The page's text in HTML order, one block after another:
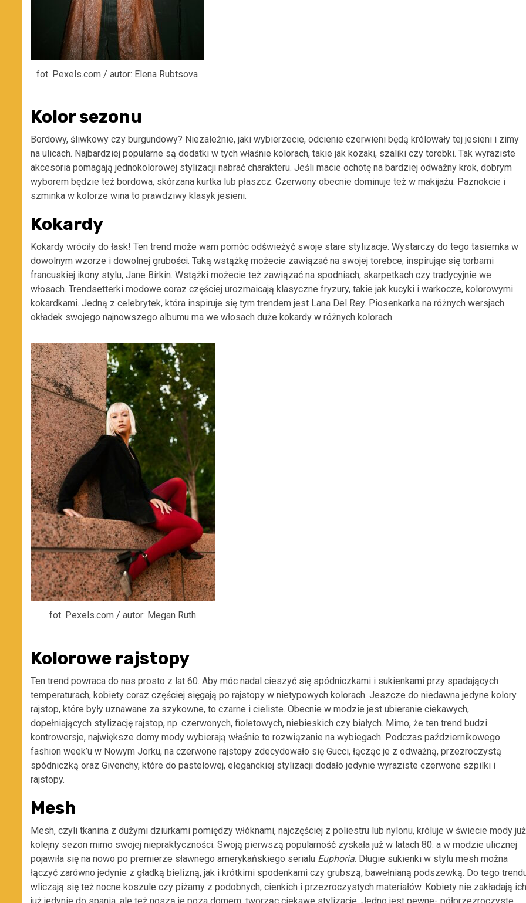
fot. Pexels.com / autor: Elena Rubtsova
Kolor sezonu
Bordowy, śliwkowy czy burgundowy? Niezależnie, jaki wybierzecie, odcienie czerwieni będą królowały tej jesieni i zimy
na ulicach. Najbardziej popularne są dodatki w tych właśnie kolorach, takie jak kozaki, szaliki czy torebki. Tak wyraziste
akcesoria pomagają jednokolorowej stylizacji nabrać charakteru. Jeśli macie ochotę na bardziej odważny krok, dobrym
wyborem będzie też bordowa, skórzana kurtka lub płaszcz. Czerwony obecnie dominuje też w makijażu. Paznokcie i
szminka w kolorze wina to prawdziwy klasyk jesieni.
Kokardy
Kokardy wróciły do łask! Ten trend może wam pomóc odświeżyć swoje stare stylizacje. Wystarczy do tego tasiemka w
dowolnym wzorze i dowolnej grubości. Taką wstążkę możecie zawiązać na swojej torebce, inspirując się torbami
francuskiej ikony stylu, Jane Birkin. Wstążki możecie też zawiązać na spodniach, skarpetkach czy tradycyjnie we
włosach. Trendsetterki modowe coraz częściej urozmaicają klasyczne fryzury, takie jak kucyki i warkocze, kolorowymi
kokardkami. Jedną z celebrytek, która inspiruje się tym trendem jest Lana Del Rey. Piosenkarka na różnych wersjach
okładek swojego najnowszego albumu ma we włosach duże kokardy w różnych kolorach.
fot. Pexels.com / autor: Megan Ruth
Kolorowe rajstopy
Ten trend powraca do nas prosto z lat 60. Aby móc nadal cieszyć się spódniczkami i sukienkami przy spadających
temperaturach, kobiety coraz częściej sięgają po rajstopy w nietypowych kolorach. Jeszcze do niedawna jedyne kolory
rajstop, które były uznawane za szykowne, to czarne i cieliste. Obecnie w modzie jest ubieranie ciekawych,
dopełniających stylizację rajstop, np. czerwonych, fioletowych, niebieskich czy białych. Mimo, że ten trend budzi
kontrowersje, największe domy mody wybierają właśnie to rozwiązanie na wybiegach. Podczas październikowego
fashion week’u w Nowym Jorku, na czerwone rajstopy zdecydowało się Gucci, łącząc je z odważną, przezroczystą
spódniczką oraz Givenchy, które do pastelowej, eleganckiej stylizacji dodało jedynie wyraziste czerwone szpilki i
rajstopy.
Mesh
Mesh, czyli tkanina z dużymi dziurkami pomiędzy włóknami, najczęściej z poliestru lub nylonu, króluje w świecie mody już
kolejny sezon mimo swojej niepraktyczności. Swoją pierwszą popularność zyskała już w latach 80. a w modzie ulicznej
pojawiła się na nowo po premierze sławnego amerykańskiego serialu Euphoria. Długie sukienki w stylu mesh można
łączyć zarówno jedynie z gładką bielizną, jak i krótkimi spodenkami czy grubszą, bawełnianą podszewką. Do tego
wliczają się też nocne koszule czy piżamy z podobnych, cienkich i przezroczystych materiałów. Kobiety nie zakładają ich